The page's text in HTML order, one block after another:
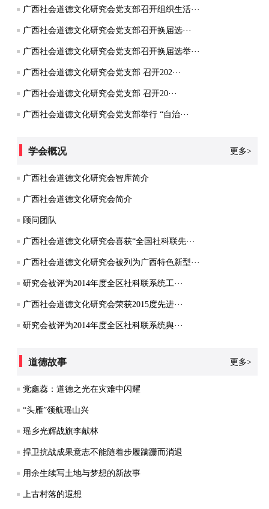
广西社会道德文化研究会党支部召开组织生活···
广西社会道德文化研究会党支部召开换届选···
广西社会道德文化研究会党支部召开换届选举···
广西社会道德文化研究会党支部 召开202···
广西社会道德文化研究会党支部 召开20···
广西社会道德文化研究会党支部举行 “自治···
学会概况 更多>
广西社会道德文化研究会智库简介
广西社会道德文化研究会简介
顾问团队
广西社会道德文化研究会喜获“全国社科联先···
广西社会道德文化研究会被列为广西特色新型···
研究会被评为2014年度全区社科联系统工···
广西社会道德文化研究会荣获2015度先进···
研究会被评为2014年度全区社科联系统舆···
道德故事 更多>
党鑫蕊：道德之光在灾难中闪耀
“头雁”领航瑶山兴
瑶乡光辉战旗李献林
捍卫抗战成果意志不能随着步履蹒跚而消退
用余生续写土地与梦想的新故事
上古村落的遐想